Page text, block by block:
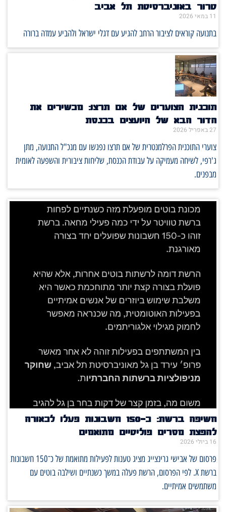
טרור באוניברסיטת תל אביב
11 במאי 2026
בתנועה קוראים לציבור הרחב להגיע עם דגלי ישראל ולהביע עמדה ברורה
תוכנית הצוערים של אם תרצו: מכשירים את
הדור הבא של היועצים בכנסת
27 באפריל 2026
צוערי התוכנית הפרלמנטרית של אם תרצו נפגשו עם מנכ"ל התנועה, מתן
ג'רפי, לשיחה מעמיקה על עבודת הכנסת, שליחות ציבורית והשפעה לאומית
מבפנים.
חשיפה ברשת: כ־150 חשבונות פעלו לכאורה
להפצת מסרים פוליטיים מתואמים
16 ביולי 2026
פרסום של אבישי גרינצייג מציג טענות לפעילות מתואמת של כ־150 חשבונות
ברשת X. לפי הפרסום, הרשת פעלה במשך כשנתיים ושילבה בוטים עם
משתמשים אמיתיים.